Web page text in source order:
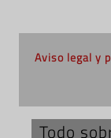
Aviso legal y
Todo